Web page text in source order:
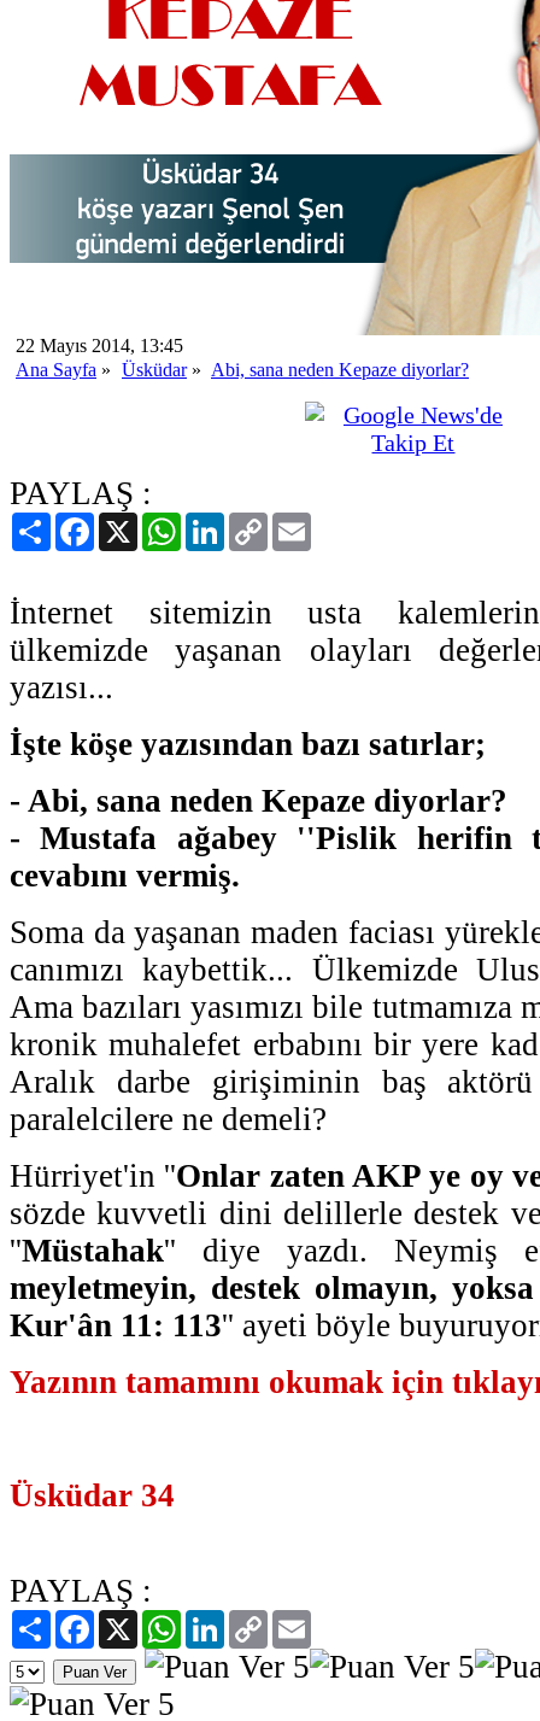
22 Mayıs 2014, 13:45
Ana Sayfa » Üsküdar» Abi, sana neden Kepaze diyorlar?
PAYLAŞ :
PaylaşFacebook
X WhatsAppLinkedIn
Copy
Link
İnternet sitemizin usta
ülkemizde yaşanan olayları
yazısı...
İşte köşe yazısından bazı satırlar;
- Abi, sana neden Kepaze diyorlar?
- Mustafa ağabey ''Pislik herifin
cevabını vermiş.
Soma da yaşanan maden faciası
canımızı kaybettik... Ülkemizde
Ama bazıları yasımızı bile tutmamıza
kronik muhalefet erbabını bir yere
Aralık darbe girişiminin baş
paralelcilere ne demeli?
Hürriyet'in ''Onlar zaten AKP ye oy
sözde kuvvetli dini delillerle destek
''Müstahak'' diye yazdı. Neymiş
meyletmeyin, destek olmayın,
Kur'ân 11: 113'' ayeti böyle
Yazının tamamını okumak için
Üsküdar 34
PAYLAŞ :
PaylaşFacebook
X WhatsAppLinkedIn
Copy
Link